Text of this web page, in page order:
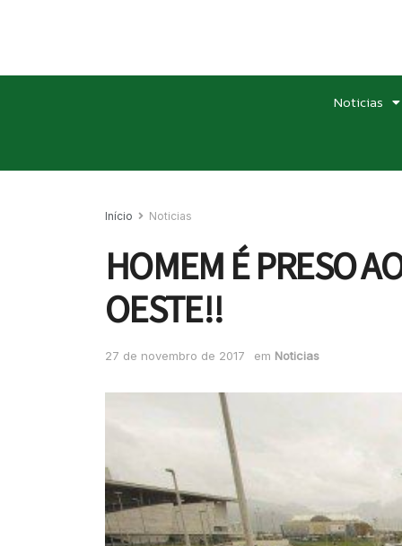
Noticias
Início Noticias
HOMEM É PRESO
OESTE!!
27 de novembro de 2017 em Noticias